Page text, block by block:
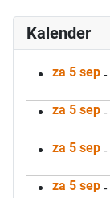
Kalender
za 5 sep -
za 5 sep -
za 5 sep -
za 5 sep -